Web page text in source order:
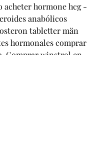
acheter hormone hcg -
anabólicos
tabletter män
hormonales comprar
Comprar winstrol en